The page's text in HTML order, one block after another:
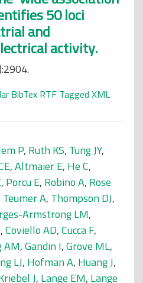
50 loci
and
activity.
BibTex RTF Tagged XML
P, Ruth KS, Tung JY,
,Altmaier E, He C,
, Porcu E, Robino A, Rose
Teumer A, Thompson DJ,
Armstrong LM,
,Coviello AD,Cucca F,
AM,Gandin I,Grove ML,
LJ, Hofman A, Huang J,
J, Lange EM, Lange